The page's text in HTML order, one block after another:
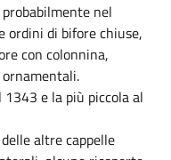
nel
ordini di bifore chiuse,
con colonnina,
e la più piccola al
altre cappelle